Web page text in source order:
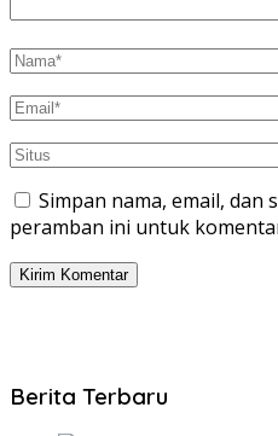
Simpan nama, email, dan
peramban ini untuk
Berita Terbaru